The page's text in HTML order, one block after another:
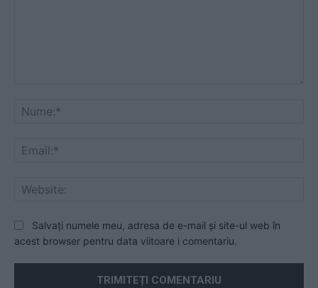
Salvați numele meu, adresa de e-mail și site-ul web în
acest browser pentru data viitoare i comentariu.